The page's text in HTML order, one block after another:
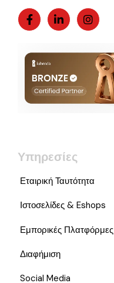
Υπηρεσίες
Εταιρική Ταυτότητα
Ιστοσελίδες & Eshops
Εμπορικές Πλατφόρμες
Διαφήμιση
Social Media